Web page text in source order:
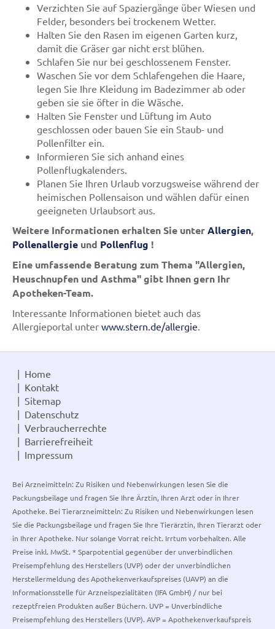
Verzichten Sie auf Spaziergänge über Wiesen und
Felder, besonders bei trockenem Wetter.
Halten Sie den Rasen im eigenen Garten kurz,
damit die Gräser gar nicht erst blühen.
Schlafen Sie nur bei geschlossenem Fenster.
Waschen Sie vor dem Schlafengehen die Haare,
legen Sie Ihre Kleidung im Badezimmer ab oder
geben sie sie öfter in die Wäsche.
Halten Sie Fenster und Lüftung im Auto
geschlossen oder bauen Sie ein Staub- und
Pollenfilter ein.
Informieren Sie sich anhand eines
Pollenflugkalenders.
Planen Sie Ihren Urlaub vorzugsweise während der
heimischen Pollensaison und wählen dafür einen
geeigneten Urlaubsort aus.
Weitere Informationen erhalten Sie unterAllergien,
Pollenallergie und Pollenflug !
Eine umfassende Beratung zum Thema "Allergien,
Heuschnupfen und Asthma" gibt Ihnen gern Ihr
Apotheken-Team.
Interessante Informationen bietet auch das
Allergieportal unter www.stern.de/allergie.
Home
Kontakt
Sitemap
Datenschutz
Verbraucherrechte
Barrierefreiheit
Impressum
Bei Arzneimitteln: Zu Risiken und Nebenwirkungen lesen Sie die
Packungsbeilage und fragen Sie Ihre Ärztin, Ihren Arzt oder in Ihrer
Apotheke. Bei Tierarzneimitteln: Zu Risiken und Nebenwirkungen lesen
Sie die Packungsbeilage und fragen Sie Ihre Tierärztin, Ihren Tierarzt oder
in Ihrer Apotheke. Nur solange Vorrat reicht. Irrtum vorbehalten. Alle
Preise inkl. MwSt. * Sparpotential gegenüber der unverbindlichen
Preisempfehlung des Herstellers (UVP) oder der unverbindlichen
Herstellermeldung des Apothekenverkaufspreises (UAVP) an die
Informationsstelle für Arzneispezialitäten (IFA GmbH) / nur bei
rezeptfreien Produkten außer Büchern. UVP = Unverbindliche
Preisempfehlung des Herstellers (UVP). AVP = Apothekenverkaufspreis